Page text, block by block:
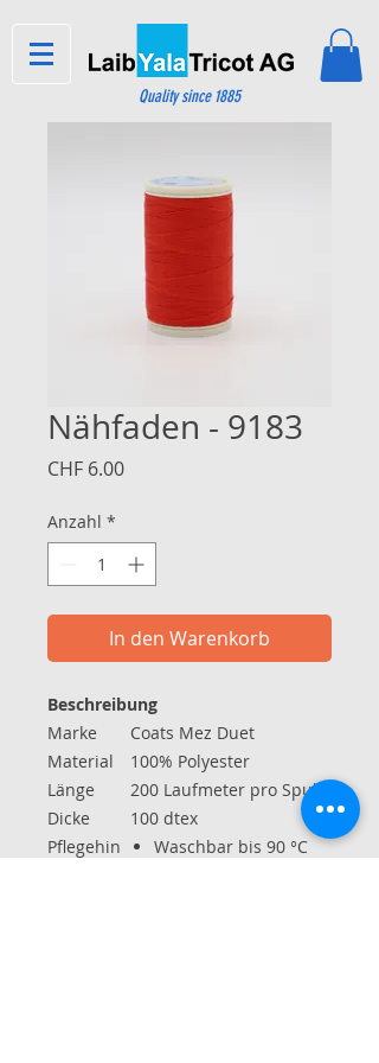
Quality since 1885
Nähfaden - 9183
CHF 6.00Preis
Anzahl *
In den Warenkorb
Beschreibung
Marke
Coats Mez Duet
Material
100% Polyester
Länge
200 Laufmeter pro Spule
Dicke
100 dtex
Pflegehin
Waschbar bis 90 °C